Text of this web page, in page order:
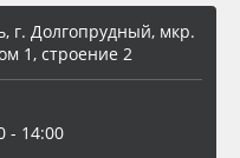
г. Долгопрудный, мкр.
1, строение 2
- 14:00